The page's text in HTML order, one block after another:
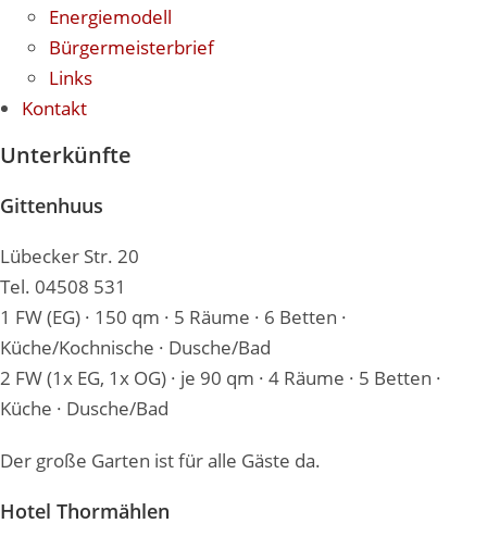
Energiemodell
Bürgermeisterbrief
Links
Kontakt
Unterkünfte
Gittenhuus
Lübecker Str. 20
Tel. 04508 531
1 FW (EG) · 150 qm · 5 Räume · 6 Betten ·
Küche/Kochnische · Dusche/Bad
2 FW (1x EG, 1x OG) · je 90 qm · 4 Räume · 5 Betten ·
Küche · Dusche/Bad
Der große Garten ist für alle Gäste da.
Hotel Thormählen